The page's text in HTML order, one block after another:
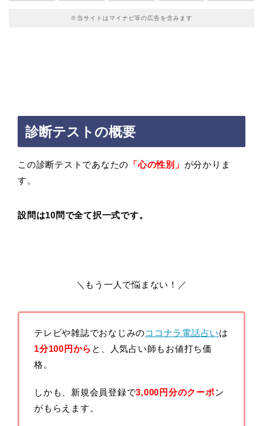
※当サイトはマイナビ等の広告を含みます
診断テストの概要
この診断テストであなたの 「心の性別 」 が分かりま
す。
設問は10問で全て択一式です。
＼もう一人で悩まない！／
テレビや雑誌でおなじみのココナラ電話占いは
1分100円から と、人気占い師もお値打ち価
格。
しかも、新規会員登録で3,000円分のクーポン
がもらえます。